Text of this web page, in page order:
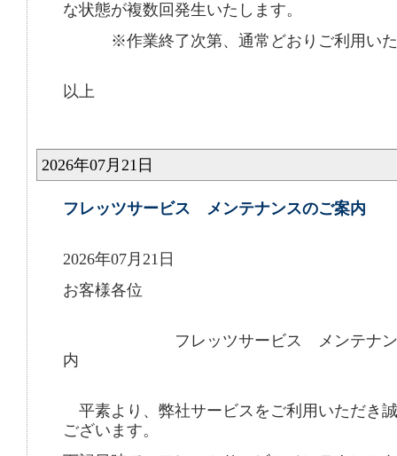
な状態が複数回発生いたします。
※作業終了次第、通常どおりご利用いた
以上
2026年07月21日
フレッツサービス メンテナンスのご案内
2026年07月21日
お客様各位
フレッツサービス メンテナン
内
平素より、弊社サービスをご利用いただき
ございます。